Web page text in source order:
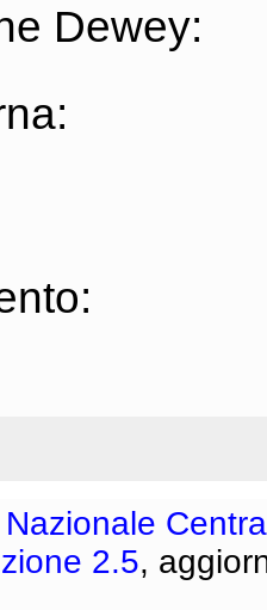
Dewey:
2.5,